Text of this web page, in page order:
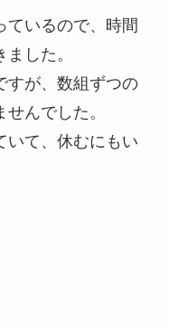
ているので、時間
した。
すが、数組ずつの
んでした。
いて、休むにもい